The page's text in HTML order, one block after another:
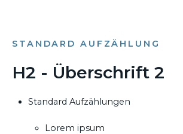
STANDARD AUFZÄHLUNG
H2 - Überschrift 2
Standard Aufzählungen
Lorem ipsum